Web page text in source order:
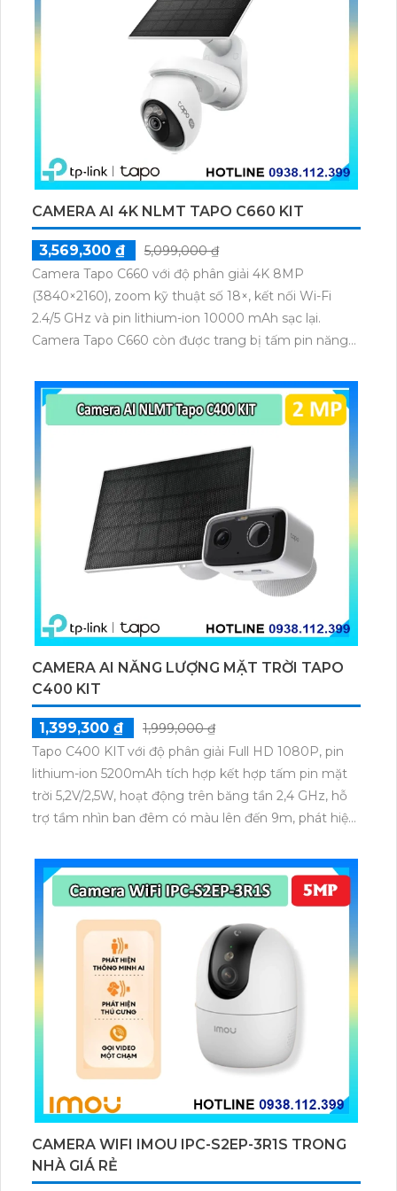
CAMERA AI 4K NLMT TAPO C660 KIT
3,569,300 ₫
5,099,000 ₫
Camera Tapo C660 với độ phân giải 4K 8MP
(3840×2160), zoom kỹ thuật số 18×, kết nối Wi-Fi
2.4/5 GHz và pin lithium-ion 10000 mAh sạc lại.
Camera Tapo C660 còn được trang bị tấm pin năng
thú cưng, phương tiện, lưu trữ thẻ microSD tối đa 512
GB.
CAMERA AI NĂNG LƯỢNG MẶT TRỜI TAPO
C400 KIT
1,399,300 ₫
1,999,000 ₫
Tapo C400 KIT với độ phân giải Full HD 1080P, pin
lithium-ion 5200mAh tích hợp kết hợp tấm pin mặt
trời 5,2V/2,5W, hoạt động trên băng tần 2,4 GHz, hỗ
trợ tầm nhìn ban đêm có màu lên đến 9m, phát hiện
dữ liệu qua thẻ microSD lên đến 512GB.
CAMERA WIFI IMOU IPC-S2EP-3R1S TRONG
NHÀ GIÁ RẺ